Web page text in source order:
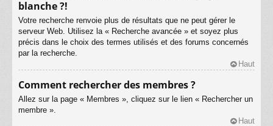
blanche ?!
Votre recherche renvoie plus de résultats que ne peut gérer le
serveur Web. Utilisez la « Recherche avancée » et soyez plus
précis dans le choix des termes utilisés et des forums concernés
par la recherche.
Haut
Comment rechercher des membres ?
Allez sur la page « Membres », cliquez sur le lien « Rechercher un
membre ».
Haut